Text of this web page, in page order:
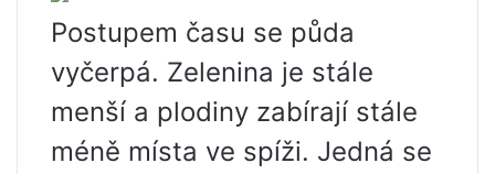
Postupem času se půda
vyčerpá. Zelenina je stále
menší a plodiny zabírají stále
méně místa ve spíži. Jedná se